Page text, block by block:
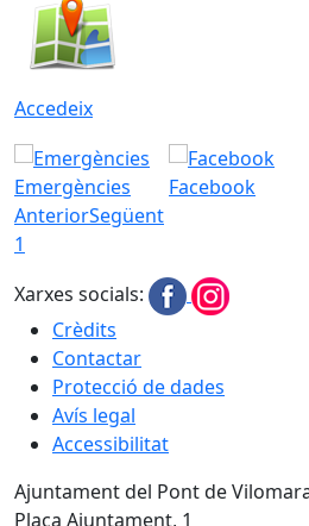
Accedeix
Emergències Facebook
AnteriorSegüent
1
Xarxes socials:
Crèdits
Contactar
Protecció de dades
Avís legal
Accessibilitat
Ajuntament del Pont de
Plaça Ajuntament, 1